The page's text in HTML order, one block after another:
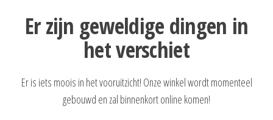
Er zijn geweldige dingen in
het verschiet
Er is iets moois in het vooruitzicht! Onze winkel wordt momenteel
gebouwd en zal binnenkort online komen!